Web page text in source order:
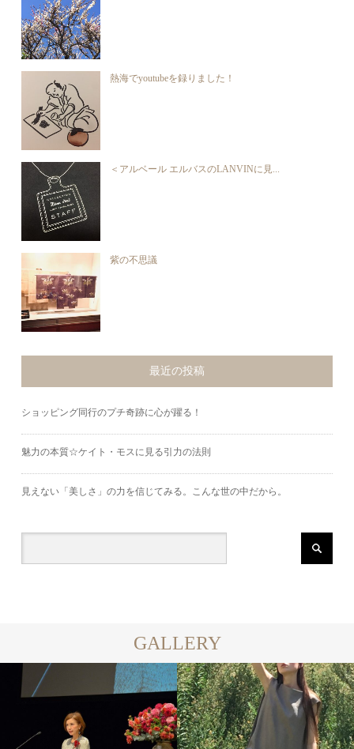
熱海でyoutubeを録りました！
＜アルベール エルバスのLANVINに見...
紫の不思議
最近の投稿
ショッピング同行のプチ奇跡に心が躍る！
魅力の本質☆ケイト・モスに見る引力の法則
見えない「美しさ」の力を信じてみる。こんな世の中だから。
GALLERY